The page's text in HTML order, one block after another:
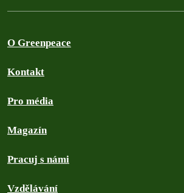
O Greenpeace
Kontakt
Pro média
Magazín
Pracuj s námi
Vzdělávání